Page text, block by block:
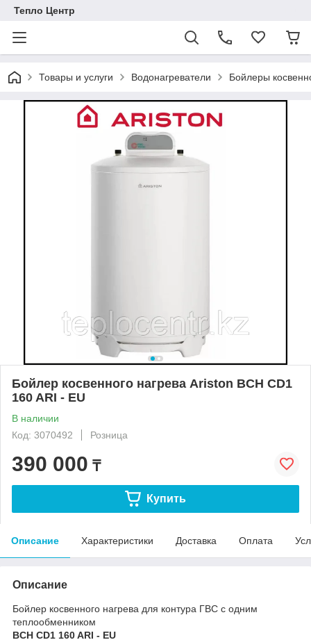
Тепло Центр
Товары и услуги Водонагреватели Бойлеры
Бойлер косвенного нагрева Ariston BCH CD1
160 ARI - EU
В наличии
Код: 3070492
Розница
390 000 ₸
Купить
Описание Характеристики Доставка Оплата
Описание
Бойлер косвенного нагрева для контура ГВС с одним
теплообменником
BCH CD1 160 ARI - EU